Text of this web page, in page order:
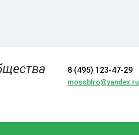
8 (495) 123-47-29
mosoblro@yandex.ru